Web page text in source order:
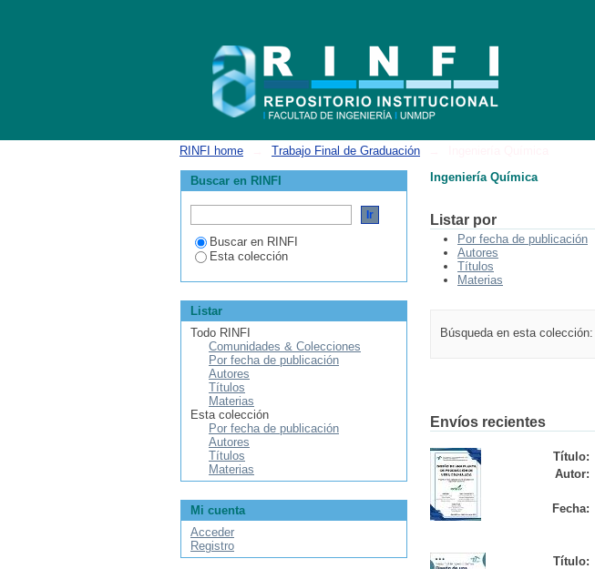
RINFI home Trabajo Final de Graduación
Ingeniería Química
Listar por
Por fecha de publicación
Autores
Títulos
Materias
Búsqueda en esta colección:
Envíos recientes
Título:
Autor:
Fecha:
Título:
Buscar en RINFI
Buscar en RINFI
Esta colección
Listar
Todo RINFI
Comunidades & Colecciones
Por fecha de publicación
Autores
Títulos
Materias
Esta colección
Por fecha de publicación
Autores
Títulos
Materias
Mi cuenta
Acceder
Registro